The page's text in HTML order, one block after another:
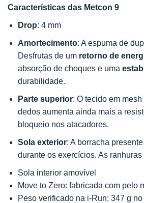
Características das Metcon 9
Drop: 4 mm
Amortecimento: A espuma de
Desfrutas de um retorno de
absorção de choques e uma
durabilidade.
Parte superior: O tecido em
dedos aumenta ainda mais a
bloqueio nos atacadores.
Sola exterior: A borracha
durante os exercícios. As
Sola interior amovível
Move to Zero: fabricada com pelo
Peso verificado na i-Run: 347 g